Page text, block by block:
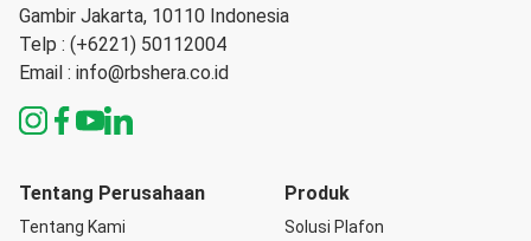
Gambir Jakarta, 10110 Indonesia
Telp : (+6221) 50112004
Email : info@rbshera.co.id
Tentang Perusahaan
Tentang Kami
Produk
Solusi Plafon